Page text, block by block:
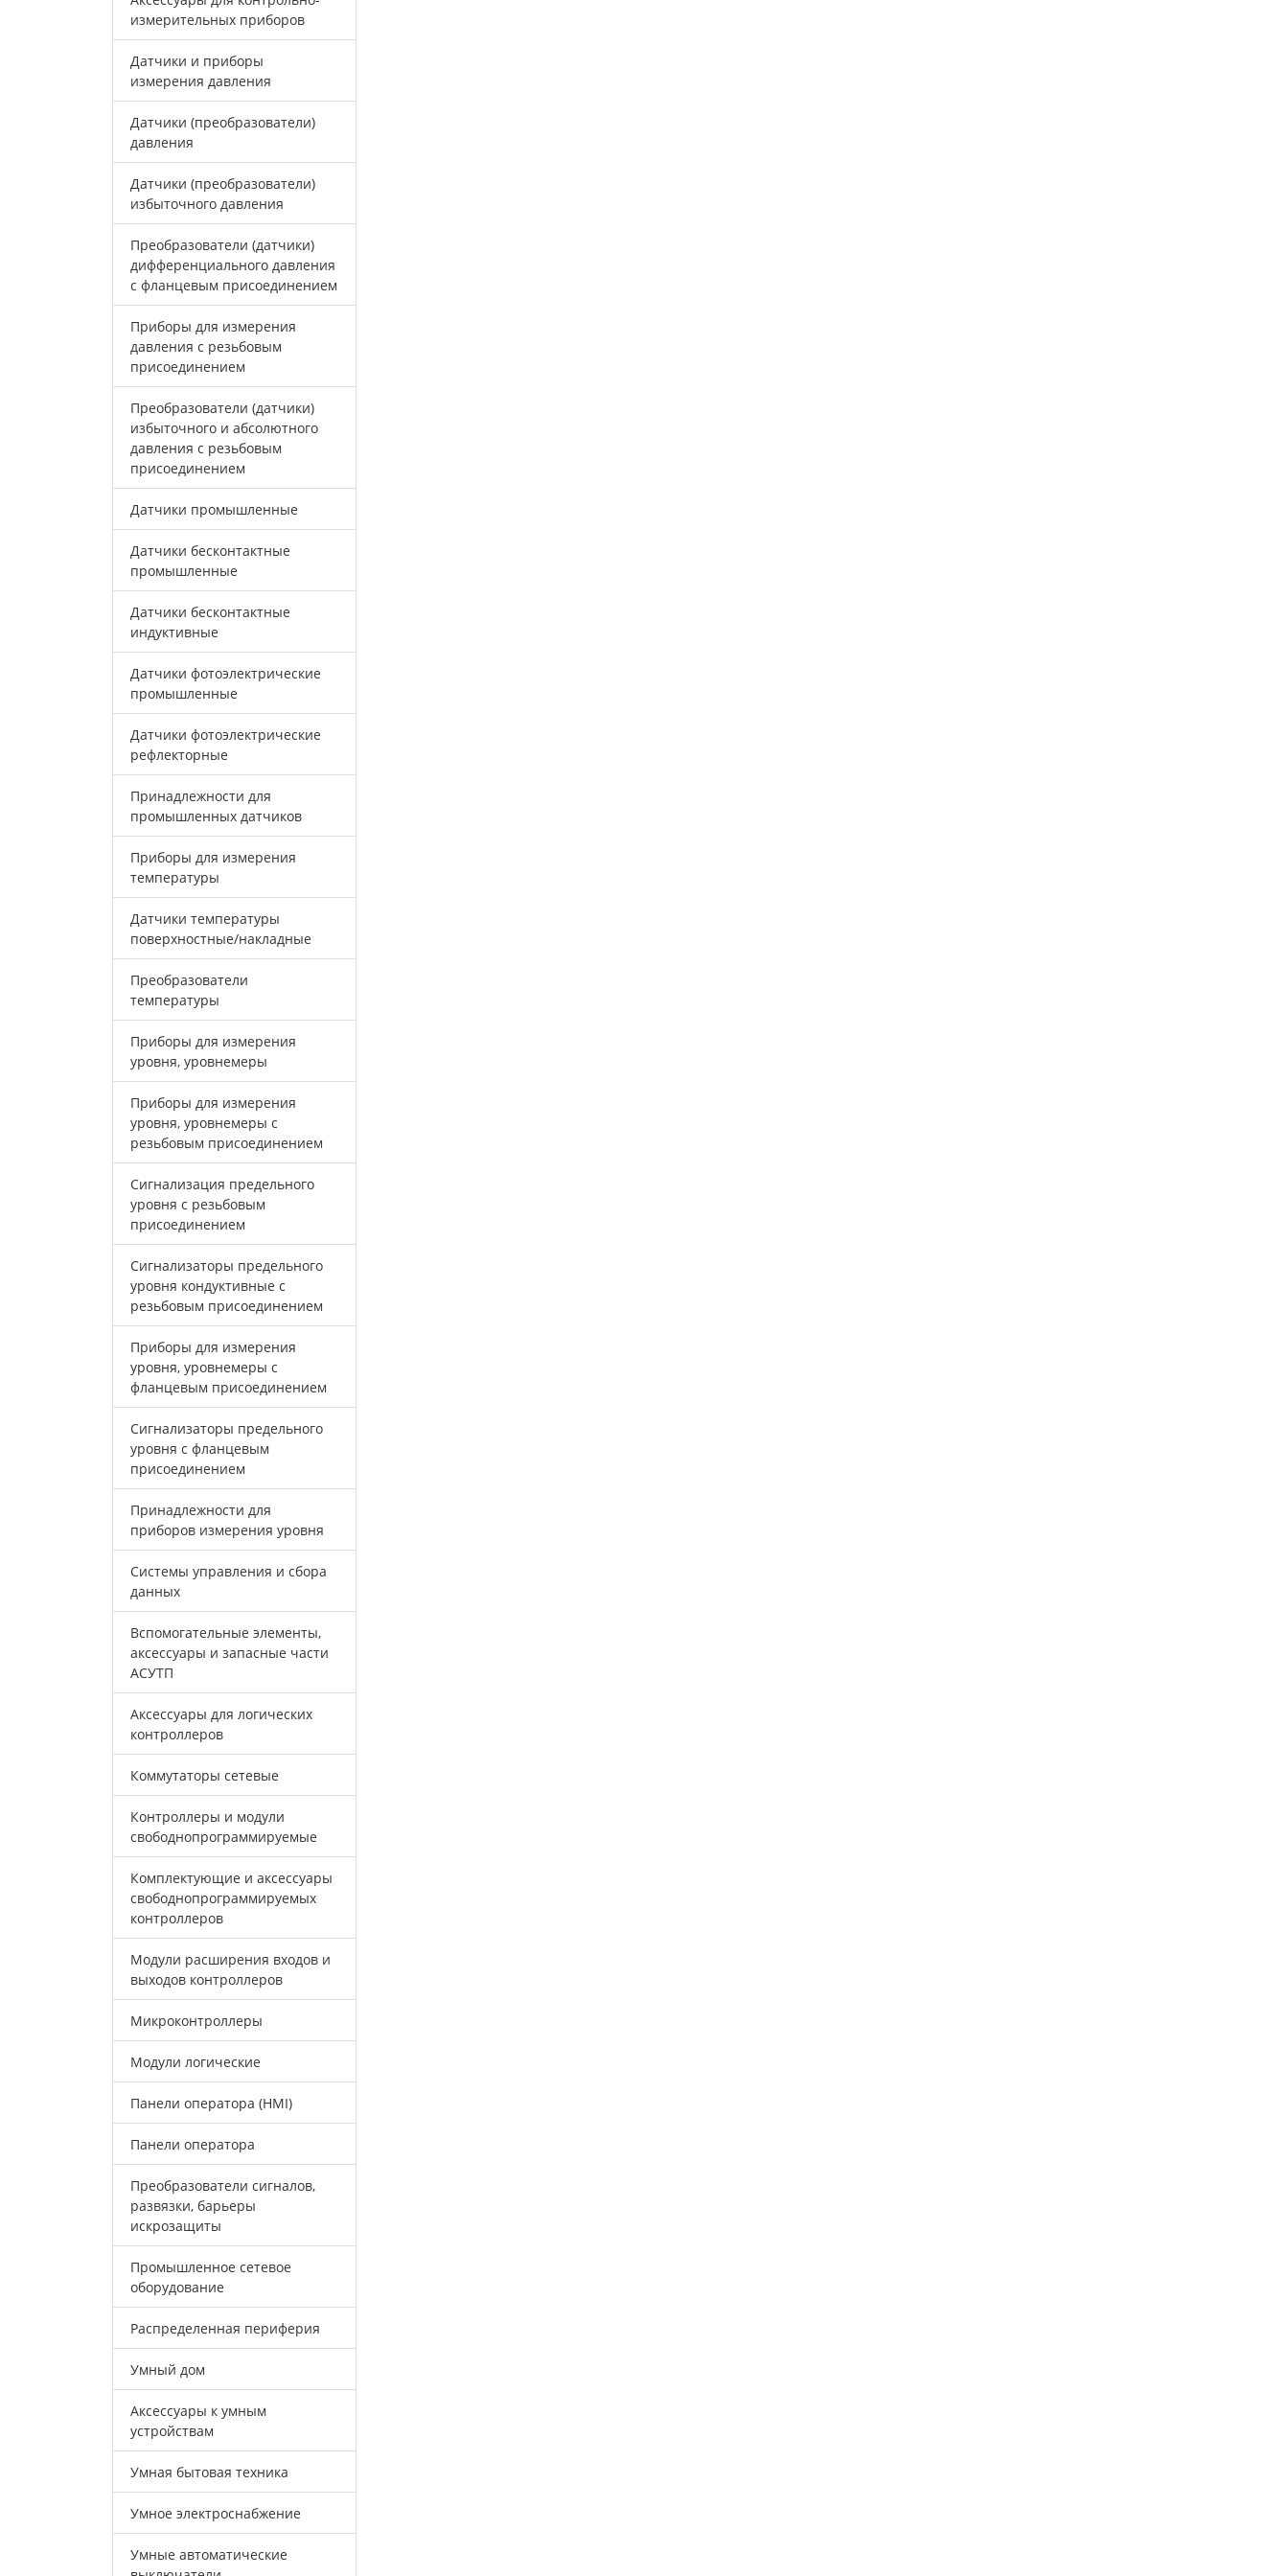
измерительных приборов
Датчики и приборы
измерения давления
Датчики (преобразователи)
давления
Датчики (преобразователи)
избыточного давления
Преобразователи (датчики)
дифференциального давления
с фланцевым присоединением
Приборы для измерения
давления с резьбовым
присоединением
Преобразователи (датчики)
избыточного и абсолютного
давления с резьбовым
присоединением
Датчики промышленные
Датчики бесконтактные
промышленные
Датчики бесконтактные
индуктивные
Датчики фотоэлектрические
промышленные
Датчики фотоэлектрические
рефлекторные
Принадлежности для
промышленных датчиков
Приборы для измерения
температуры
Датчики температуры
поверхностные/накладные
Преобразователи
температуры
Приборы для измерения
уровня, уровнемеры
Приборы для измерения
уровня, уровнемеры с
резьбовым присоединением
Сигнализация предельного
уровня с резьбовым
присоединением
Сигнализаторы предельного
уровня кондуктивные с
резьбовым присоединением
Приборы для измерения
уровня, уровнемеры с
фланцевым присоединением
Сигнализаторы предельного
уровня с фланцевым
присоединением
Принадлежности для
приборов измерения уровня
Системы управления и сбора
данных
Вспомогательные элементы,
аксессуары и запасные части
АСУТП
Аксессуары для логических
контроллеров
Коммутаторы сетевые
Контроллеры и модули
свободнопрограммируемые
Комплектующие и аксессуары
свободнопрограммируемых
контроллеров
Модули расширения входов и
выходов контроллеров
Микроконтроллеры
Модули логические
Панели оператора (HMI)
Панели оператора
Преобразователи сигналов,
развязки, барьеры
искрозащиты
Промышленное сетевое
оборудование
Распределенная периферия
Умный дом
Аксессуары к умным
устройствам
Умная бытовая техника
Умное электроснабжение
Умные автоматические